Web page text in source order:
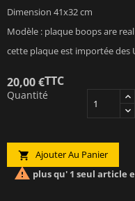
Dimension 41x32 cm
Modèle : plaque boops are
cette plaque est importée des
20,00 €TTC
Quantité
 Ajouter Au Panier
 plus qu' 1 seul article